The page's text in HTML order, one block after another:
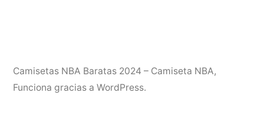
Camisetas NBA Baratas 2024 – Camiseta NBA,
Funciona gracias a WordPress.